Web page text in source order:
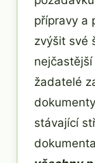
přípravy a
zvýšit své
žadatelé
stávající